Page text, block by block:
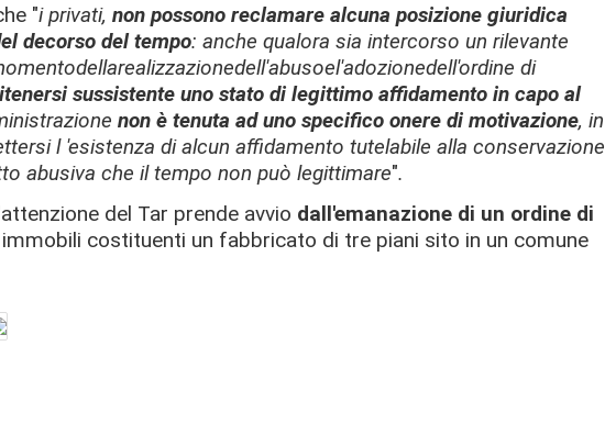
"i privati, non possono reclamare alcuna posizione giuridica
decorso del tempo: anche qualora sia intercorso un rilevante
di
sussistente uno stato di legittimo affidamento in capo al
non è tenuta ad uno specifico onere di motivazione, in
l 'esistenza di alcun affidamento tutelabile alla conservazione
abusiva che il tempo non può legittimare".
del Tar prende avvio dall'emanazione di un ordine di
immobili costituenti un fabbricato di tre piani sito in un comune